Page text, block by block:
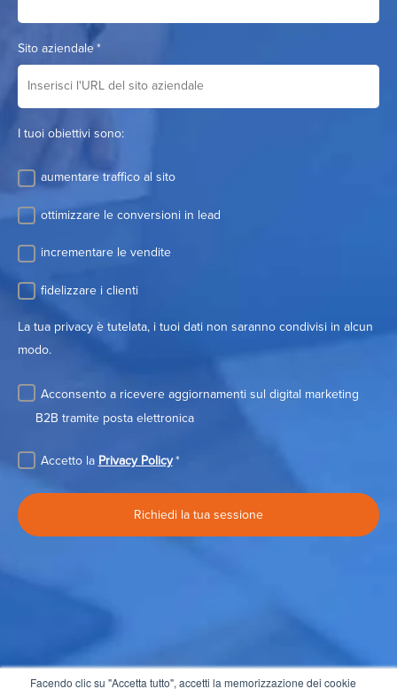
Facendo clic su "Accetta tutto", accetti la memorizzazione dei cookie
Sito aziendale*
I tuoi obiettivi sono:
aumentare traffico al sito
ottimizzare le conversioni in lead
incrementare le vendite
fidelizzare i clienti
La tua privacy è tutelata, i tuoi dati non saranno condivisi in alcun
modo.
Acconsento a ricevere aggiornamenti sul digital marketing
B2B tramite posta elettronica
Accetto la Privacy Policy *